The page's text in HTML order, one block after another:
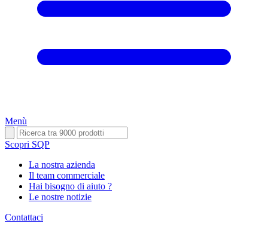
Menù
Scopri SQP
La nostra azienda
Il team commerciale
Hai bisogno di aiuto ?
Le nostre notizie
Contattaci